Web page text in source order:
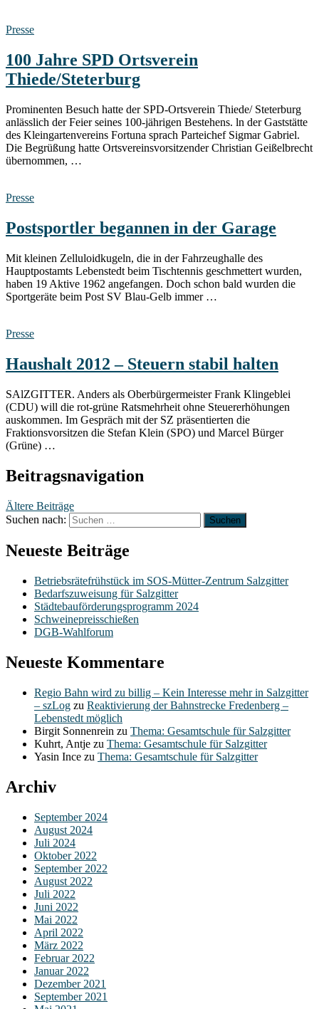
Presse
100 Jahre SPD Ortsverein
Thiede/Steterburg
Prominenten Besuch hatte der SPD-Ortsverein Thiede/ Steterburg
anlässlich der Feier seines 100-jährigen Bestehens. ln der Gaststätte
des Kleingartenvereins Fortuna sprach Parteichef Sigmar Gabriel.
Die Begrüßung hatte Ortsvereinsvorsitzender Christian Geißelbrecht
übernommen, …
Presse
Postsportler begannen in der Garage
Mit kleinen Zelluloidkugeln, die in der Fahrzeughalle des
Hauptpostamts Lebenstedt beim Tischtennis geschmettert wurden,
haben 19 Aktive 1962 angefangen. Doch schon bald wurden die
Sportgeräte beim Post SV Blau-Gelb immer …
Presse
Haushalt 2012 – Steuern stabil halten
SAlZGITTER. Anders als Oberbürgermeister Frank Klingeblei
(CDU) will die rot-grüne Ratsmehrheit ohne Steuererhöhungen
auskommen. Im Gespräch mit der SZ präsentierten die
Fraktionsvorsitzen die Stefan Klein (SPO) und Marcel Bürger
(Grüne) …
Beitragsnavigation
Ältere Beiträge
Suchen nach:
Neueste Beiträge
Betriebsrätefrühstück im SOS-Mütter-Zentrum Salzgitter
Bedarfszuweisung für Salzgitter
Städtebauförderungsprogramm 2024
Schweinepreisschießen
DGB-Wahlforum
Neueste Kommentare
Regio Bahn wird zu billig – Kein Interesse mehr in Salzgitter
– szLog zu Reaktivierung der Bahnstrecke Fredenberg –
Lebenstedt möglich
Birgit Sonnenrein zu Thema: Gesamtschule für Salzgitter
Kuhrt, Antje zu Thema: Gesamtschule für Salzgitter
Yasin Ince zu Thema: Gesamtschule für Salzgitter
Archiv
September 2024
August 2024
Juli 2024
Oktober 2022
September 2022
August 2022
Juli 2022
Juni 2022
Mai 2022
April 2022
März 2022
Februar 2022
Januar 2022
Dezember 2021
September 2021